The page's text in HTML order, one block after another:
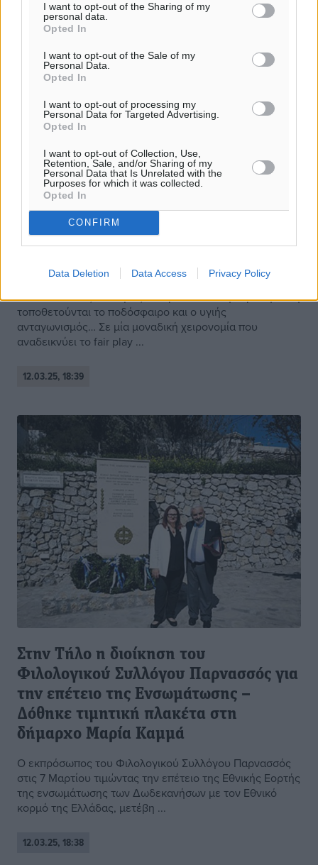
I want to opt-out of the Sharing of my
personal data.
Opted In
I want to opt-out of the Sale of my
Personal Data.
Opted In
I want to opt-out of processing my
Personal Data for Targeted Advertising.
Opted In
I want to opt-out of Collection, Use,
Retention, Sale, and/or Sharing of my
Personal Data that Is Unrelated with the
Purposes for which it was collected.
Opted In
CONFIRM
Data Deletion Data Access Privacy Policy
Κλεόβουλος: Μοναδικό fair play
ενόψει Κυπέλλου
Όταν ο σκοπός δεν αγιάζει τα μέσα και στην πρώτη θέση
τοποθετούνται το ποδόσφαιρο και ο υγιής
ανταγωνισμός… Σε μία μοναδική χειρονομία που
αναδεικνύει το fair play ...
12.03.25, 18:39
Στην Τήλο η διοίκηση του
Φιλολογικού Συλλόγου Παρνασσός για
την επέτειο της Ενσωμάτωσης –
Δόθηκε τιμητική πλακέτα στη
δήμαρχο Μαρία Καμμά
Ο εκπρόσωπος του Φιλολογικού Συλλόγου Παρνασσός
στις 7 Μαρτίου τιμώντας την επέτειο της Εθνικής Εορτής
της ενσωμάτωσης των Δωδεκανήσων με τον Εθνικό
κορμό της Ελλάδας, μετέβη ...
12.03.25, 18:38